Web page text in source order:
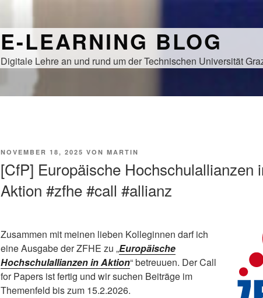
E-LEARNING BLOG
Digitale Lehre an und rund um der Technischen Universität
VERÖFFENTLICHT
NOVEMBER 18, 2025 VON MARTIN
[CfP] Europäische Hochschulallianzen
Aktion #zfhe #call #allianz
Zusammen mit meinen lieben Kolleginnen darf ich
eine Ausgabe der ZFHE zu „Europäische
Hochschulallianzen in Aktion“ betreuuen. Der Call
for Papers ist fertig und wir suchen Beiträge im
Themenfeld bis zum 15.2.2026.